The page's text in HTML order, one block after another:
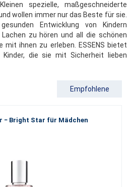
spezielle, maßgeschneiderte
wollen immer nur das Beste für sie.
Entwicklung von Kindern
zu hören und all die schönen
mit ihnen zu erleben. ESSENS bietet
die sie mit Sicherheit lieben
Empfohlene
− Bright Star für Mädchen